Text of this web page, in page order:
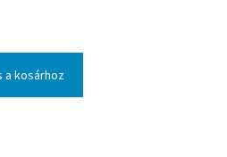
a kosárhoz